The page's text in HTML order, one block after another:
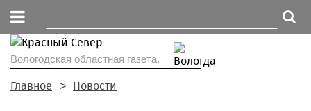
Вологодская областная газета.
Главное Новости